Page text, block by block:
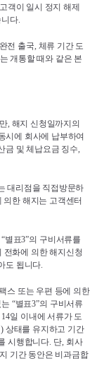
객이 일시 정지 해제
다.
완전 출국, 체류 기간 도
개통할 때와 같은 본
, 해지 신청일까지의
시에 회사에 납부하여
금 및 체납요금 징수
대리점을 직접방문하
의한 해지는 고객센터
“별표3”의 구비서류를
전화에 의한 해지신청
도 됩니다.
스 또는 우편 등에 의한
“별표3”의 구비서류
14일 이내에 서류가 도
) 상태를 유지하고 기간
시행합니다. 단, 회사
기간 동안은 비과금합